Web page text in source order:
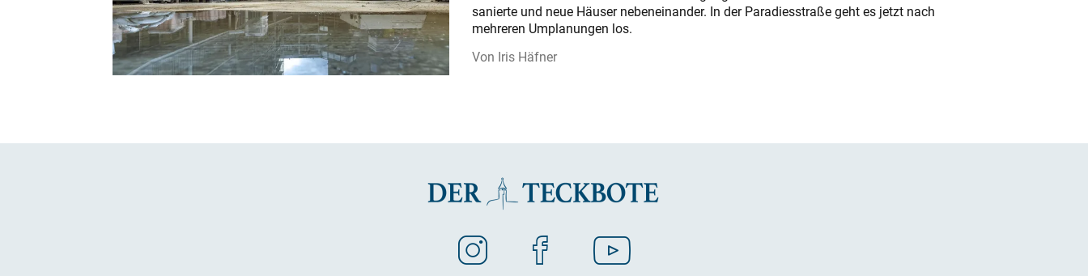
sanierte und neue Häuser nebeneinander. In der Paradiesstraße geht es jetzt nach
mehreren Umplanungen los.
Iris Häfner